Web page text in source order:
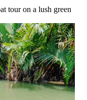
tour on a lush green